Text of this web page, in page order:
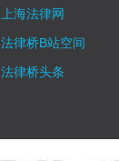
上海法律网
法律桥B站空间
法律桥头条